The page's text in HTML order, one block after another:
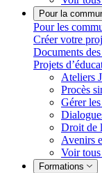
Pour la
Pour les
Créer votre
Documents
Projets
Ateliers
Procès
Gérer
Droit de
Avenirs
Voir
Formations